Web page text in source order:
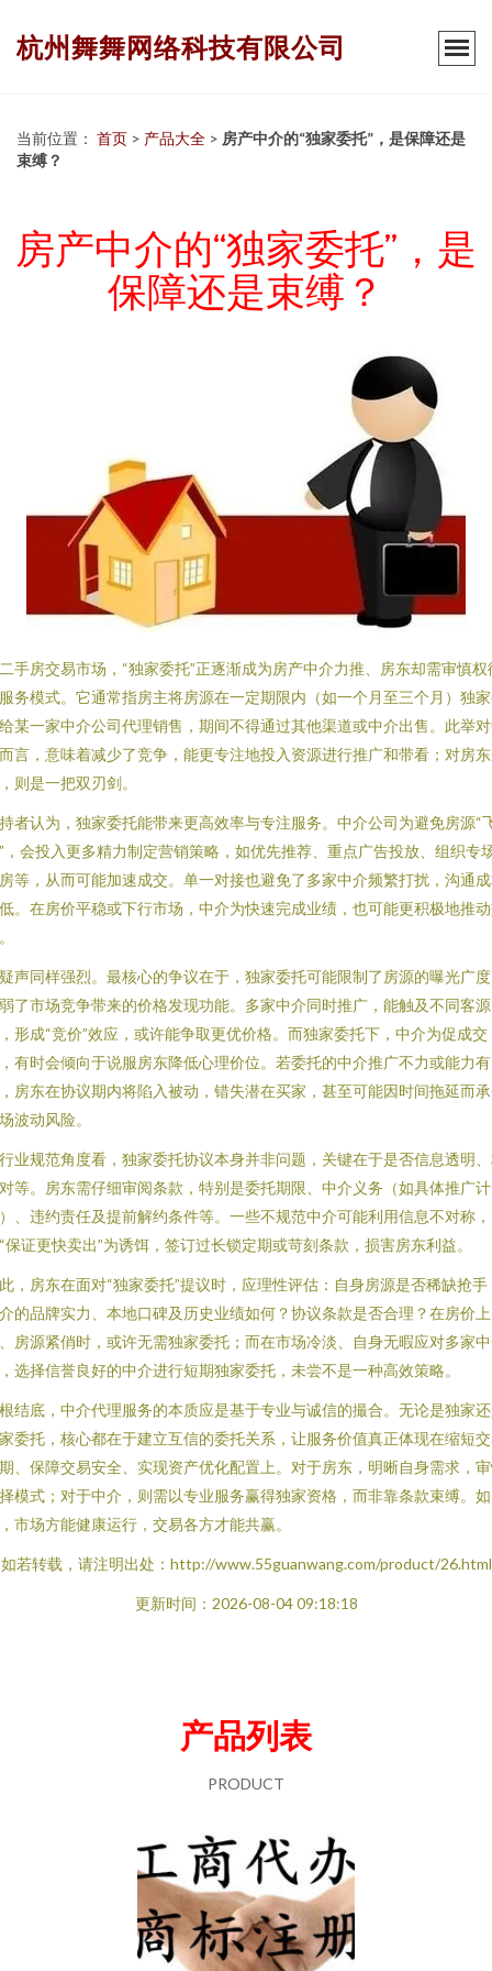
杭州舞舞网络科技有限公司
当前位置： 首页 > 产品大全 > 房产中介的“独家委托”，是保障还是
束缚？
房产中介的“独家委托”，是
保障还是束缚？
手房交易市场，“独家委托”正逐渐成为房产中介力推、房东却需审慎权
务模式。它通常指房主将房源在一定期限内（如一个月至三个月）独
某一家中介公司代理销售，期间不得通过其他渠道或中介出售。此举
言，意味着减少了竞争，能更专注地投入资源进行推广和带看；对房
则是一把双刃剑。
者认为，独家委托能带来更高效率与专注服务。中介公司为避免房源“
，会投入更多精力制定营销策略，如优先推荐、重点广告投放、组织专
等，从而可能加速成交。单一对接也避免了多家中介频繁打扰，沟通
。在房价平稳或下行市场，中介为快速完成业绩，也可能更积极地推
声同样强烈。最核心的争议在于，独家委托可能限制了房源的曝光广
了市场竞争带来的价格发现功能。多家中介同时推广，能触及不同客
形成“竞价”效应，或许能争取更优价格。而独家委托下，中介为促成交
有时会倾向于说服房东降低心理价位。若委托的中介推广不力或能力有
房东在协议期内将陷入被动，错失潜在买家，甚至可能因时间拖延而
波动风险。
业规范角度看，独家委托协议本身并非问题，关键在于是否信息透明
等。房东需仔细审阅条款，特别是委托期限、中介义务（如具体推广计
、违约责任及提前解约条件等。一些不规范中介可能利用信息不对称，
保证更快卖出”为诱饵，签订过长锁定期或苛刻条款，损害房东利益。
，房东在面对“独家委托”提议时，应理性评估：自身房源是否稀缺抢手
的品牌实力、本地口碑及历史业绩如何？协议条款是否合理？在房价上
房源紧俏时，或许无需独家委托；而在市场冷淡、自身无暇应对多家
选择信誉良好的中介进行短期独家委托，未尝不是一种高效策略。
结底，中介代理服务的本质应是基于专业与诚信的撮合。无论是独家
委托，核心都在于建立互信的委托关系，让服务价值真正体现在缩短
、保障交易安全、实现资产优化配置上。对于房东，明晰自身需求，
模式；对于中介，则需以专业服务赢得独家资格，而非靠条款束缚。如
市场方能健康运行，交易各方才能共赢。
如若转载，请注明出处：http://www.55guanwang.com/product/26.html
更新时间：2026-08-04 09:18:18
产品列表
PRODUCT